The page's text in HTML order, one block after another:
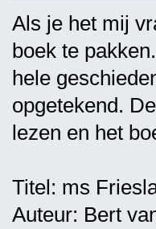
Als je het mij
boek te
hele
opgetekend.
lezen en het
Titel: ms
Auteur: Bert